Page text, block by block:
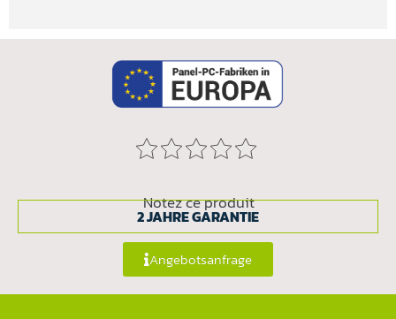
Notez ce produit
2 JAHRE GARANTIE
Angebotsanfrage